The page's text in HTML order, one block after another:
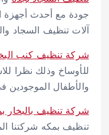
جودة مع أحدث أجهزة
آلات تنظيف السجاد
شركة تنظيف كنب
للأوساخ وذلك نظرا
والأطفال الموجودين
شركة تنظيف بالبخار
تنظيف بمكه شركتنا